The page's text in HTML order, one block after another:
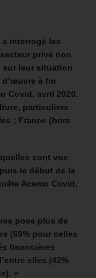
a interrogé les
privé non
sur leur situation
d’œuvre à fin
Covid, avril 2020.
particuliers
; France (hors
sont vos
le début de la
Acemo Covid,
pose plus de
(69% pour celles
financières
elles (42%
»